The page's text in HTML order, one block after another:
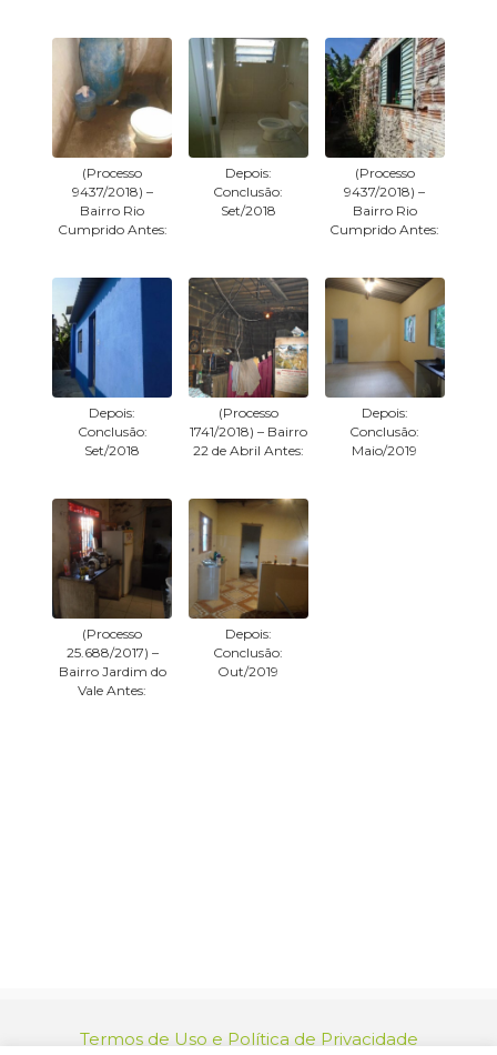
(Processo
9437/2018) –
Bairro Rio
Cumprido Antes:
Depois:
Conclusão:
Set/2018
(Processo
9437/2018) –
Bairro Rio
Cumprido Antes:
Depois:
Conclusão:
Set/2018
(Processo
1741/2018) – Bairro
22 de Abril Antes:
Depois:
Conclusão:
Maio/2019
(Processo
25.688/2017) –
Bairro Jardim do
Vale Antes:
Depois:
Conclusão:
Out/2019
Termos de Uso e Política de Privacidade